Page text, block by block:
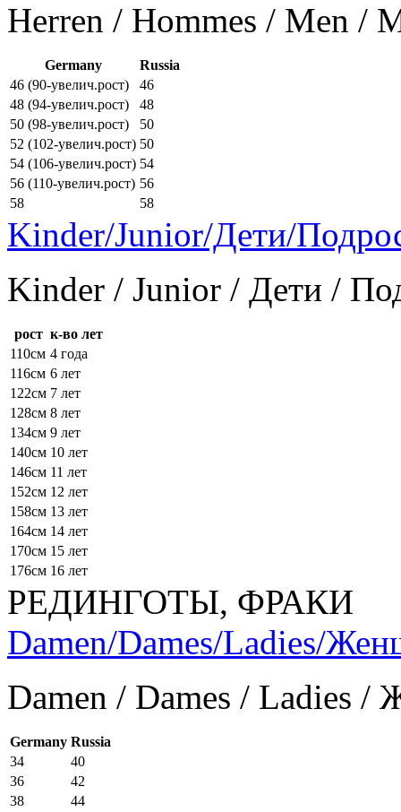
Herren / Hommes / Men /
Germany
Russia
46 (90-увелич.рост)
46
48 (94-увелич.рост)
48
50 (98-увелич.рост)
50
52 (102-увелич.рост) 50
54 (106-увелич.рост) 54
56 (110-увелич.рост) 56
58
58
Kinder/Junior/Дети/
Kinder / Junior / Дети /
рост к-во лет
110см 4 года
116см 6 лет
122см 7 лет
128см 8 лет
134см 9 лет
140см 10 лет
146см 11 лет
152см 12 лет
158см 13 лет
164см 14 лет
170см 15 лет
176см 16 лет
РЕДИНГОТЫ, ФРАКИ
Damen/Dames/Ladies/
Damen / Dames / Ladies
Germany Russia
34
40
36
42
38
44